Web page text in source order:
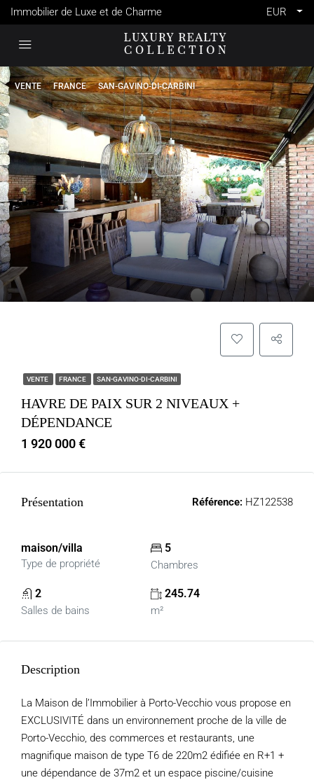
Immobilier de Luxe et de Charme EUR
VENTE FRANCE SAN-GAVINO-DI-CARBINI
VENTE FRANCE SAN-GAVINO-DI-CARBINI
HAVRE DE PAIX SUR 2 NIVEAUX +
DÉPENDANCE
1 920 000 €
Présentation Référence: HZ122538
maison/villa
Type de propriété
5
Chambres
2
Salles de bains
245.74
m²
Description
La Maison de l’Immobilier à Porto-Vecchio vous propose en
EXCLUSIVITÉ dans un environnement proche de la ville de
Porto-Vecchio, des commerces et restaurants, une
magnifique maison de type T6 de 220m2 édifiée en R+1 +
une dépendance de 37m2 et un espace piscine/cuisine